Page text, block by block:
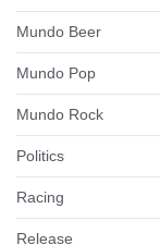
Mundo Beer
Mundo Pop
Mundo Rock
Politics
Racing
Release